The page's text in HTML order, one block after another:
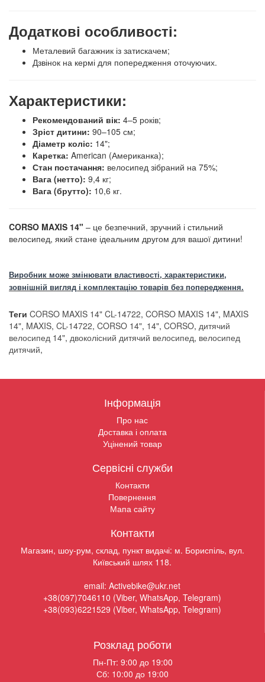
Додаткові особливості:
Металевий багажник із затискачем;
Дзвінок на кермі для попередження оточуючих.
Характеристики:
Рекомендований вік: 4–5 років;
Зріст дитини: 90–105 см;
Діаметр коліс: 14";
Каретка: American (Американка);
Стан постачання: велосипед зібраний на 75%;
Вага (нетто): 9,4 кг;
Вага (брутто): 10,6 кг.
CORSO MAXIS 14" – це безпечний, зручний і стильний
велосипед, який стане ідеальним другом для вашої дитини!
Виробник може змінювати властивості, характеристики,
зовнішній вигляд і комплектацію товарів без попередження.
Теги CORSO MAXIS 14" CL-14722, CORSO MAXIS 14", MAXIS
14", MAXIS, CL-14722, CORSO 14", 14", CORSO, дитячий
велосипед 14", двоколісний дитячий велосипед, велосипед
дитячий,
Інформація
Про нас
Доставка і оплата
Уцінений товар
Сервісні служби
Контакти
Повернення
Мапа сайту
Контакти
Магазин, шоу-рум, склад, пункт видачі: м. Бориспіль, вул.
Київський шлях 118.
email: Activebike@ukr.net
+38(097)7046110 (Viber, WhatsApp, Telegram)
+38(093)6221529 (Viber, WhatsApp, Telegram)
Розклад роботи
Пн-Пт: 9:00 до 19:00
Сб: 10:00 до 19:00